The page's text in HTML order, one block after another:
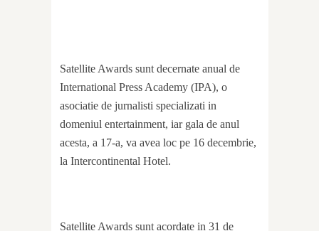
Satellite Awards sunt decernate anual de
International Press Academy (IPA), o
asociatie de jurnalisti specializati in
domeniul entertainment, iar gala de anul
acesta, a 17-a, va avea loc pe 16 decembrie,
la Intercontinental Hotel.
Satellite Awards sunt acordate in 31 de